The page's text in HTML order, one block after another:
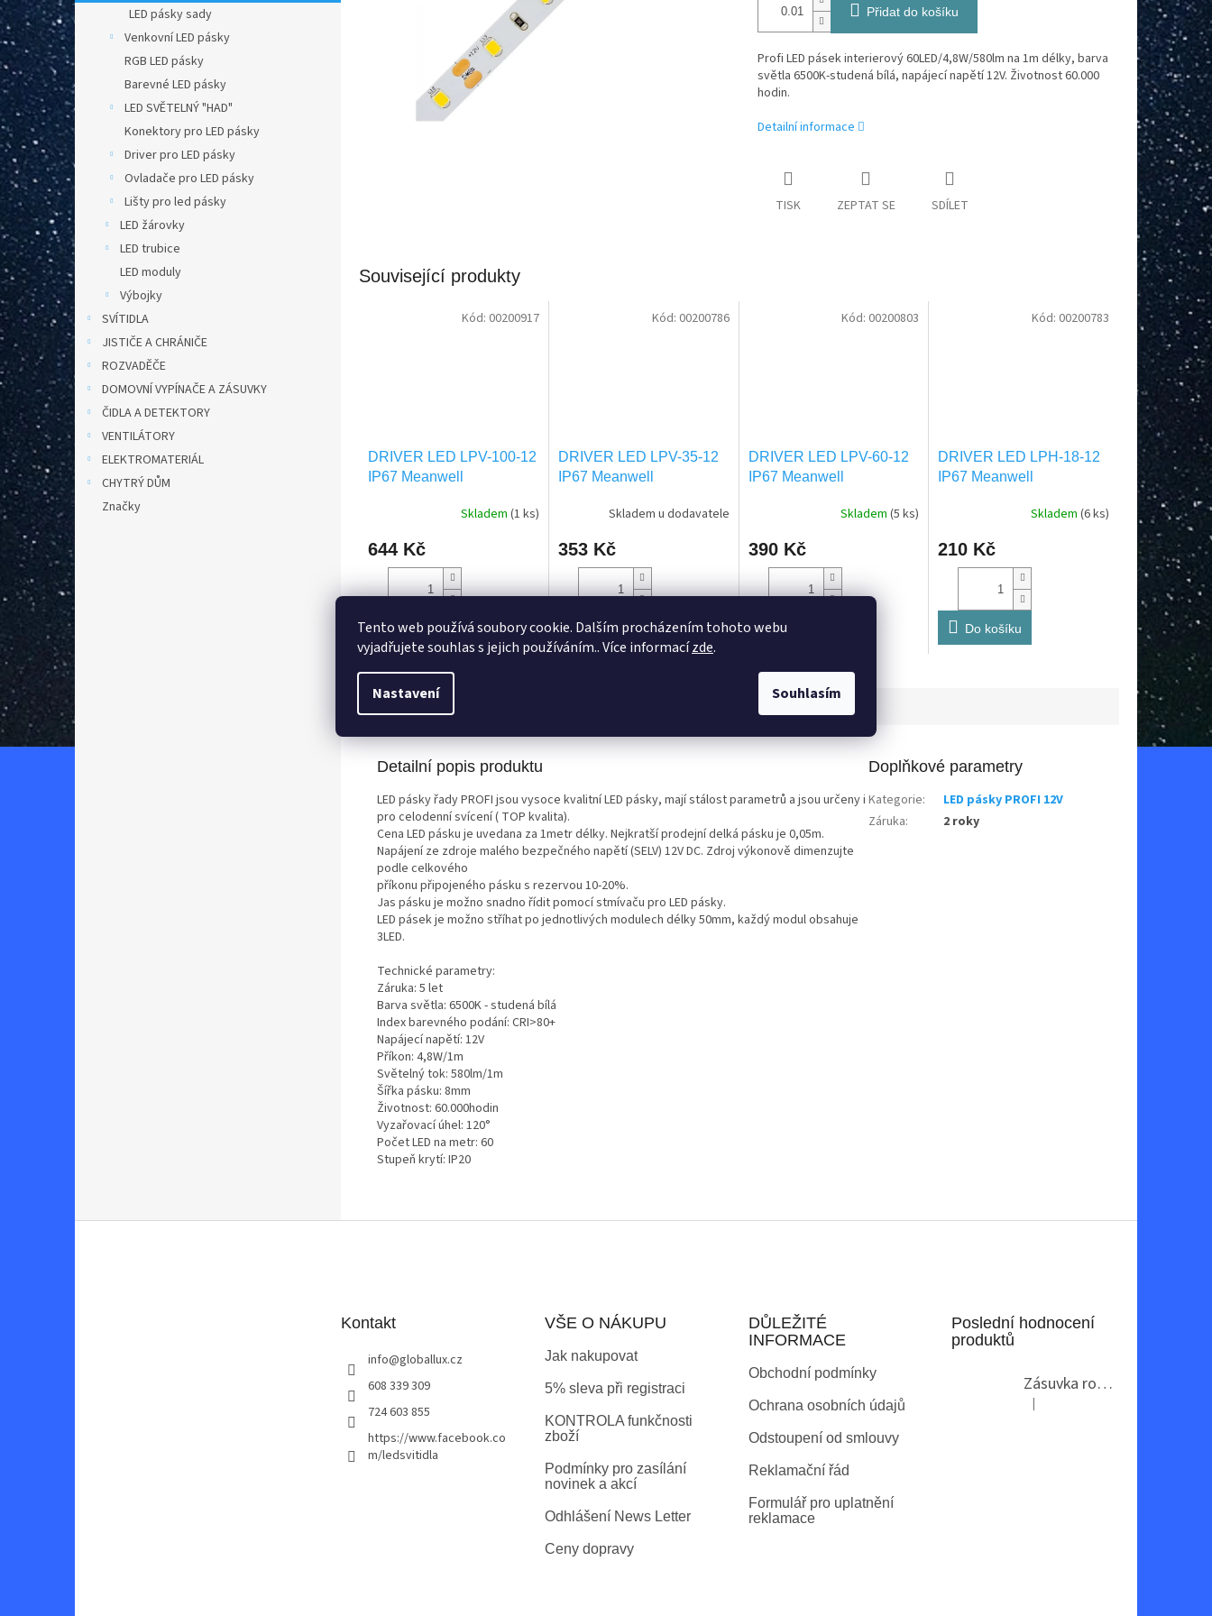
Tento web používá soubory cookie. Dalším procházením tohoto webu
vyjadřujete souhlas s jejich používáním.. Více informacízde.
Nastavení Souhlasím
n
e
l
LED pásky sady
Venkovní LED pásky
RGB LED pásky
Barevné LED pásky
LED SVĚTELNÝ "HAD"
Konektory pro LED pásky
Driver pro LED pásky
Ovladače pro LED pásky
Lišty pro led pásky
LED žárovky
LED trubice
LED moduly
Výbojky
SVÍTIDLA
JISTIČE A CHRÁNIČE
ROZVADĚČE
DOMOVNÍ VYPÍNAČE A ZÁSUVKY
ČIDLA A DETEKTORY
VENTILÁTORY
ELEKTROMATERIÁL
CHYTRÝ DŮM
Značky
Přidat do košíku
Profi LED pásek interierový 60LED/4,8W/580lm na 1m délky, barva
světla 6500K-studená bílá, napájecí napětí 12V. Životnost 60.000
hodin.
Detailní informace
TISK ZEPTAT SE SDÍLET
Související produkty
DRIVER LED LPV-100-12
IP67 Meanwell
Skladem (1 ks)
644 Kč
Do košíku
Kód: 00200917
DRIVER LED LPV-35-12
IP67 Meanwell
Skladem u dodavatele
353 Kč
Do košíku
Kód: 00200786
DRIVER LED LPV-60-12
IP67 Meanwell
Skladem(5 ks)
390 Kč
Do košíku
Kód: 00200803
DRIVER LED LPH-18-12
IP67 Meanwell
Skladem (6 ks)
210 Kč
Do košíku
Kód: 00200783
Diskuze
Detailní popis produktu
LED pásky řady PROFI jsou vysoce kvalitní LED pásky, mají stálost parametrů a jsou určeny i
pro celodenní svícení ( TOP kvalita).
Cena LED pásku je uvedana za 1metr délky. Nejkratší prodejní delká pásku je 0,05m.
Napájení ze zdroje malého bezpečného napětí (SELV) 12V DC. Zdroj výkonově dimenzujte
podle celkového
příkonu připojeného pásku s rezervou 10-20%.
Jas pásku je možno snadno řídit pomocí stmívaču pro LED pásky.
LED pásek je možno stříhat po jednotlivých modulech délky 50mm, každý modul obsahuje
3LED.
Technické parametry:
Záruka: 5 let
Barva světla: 6500K - studená bílá
Index barevného podání: CRI>80+
Napájecí napětí: 12V
Příkon: 4,8W/1m
Světelný tok: 580lm/1m
Šířka pásku: 8mm
Životnost: 60.000hodin
Vyzařovací úhel: 120°
Počet LED na metr: 60
Stupeň krytí: IP20
Doplňkové parametry
Kategorie:
LED pásky PROFI 12V
Záruka: 2 roky
Kontakt
info@globallux.cz
608 339 309
724 603 855
https://www.facebook.co
m/ledsvitidla
VŠE O NÁKUPU
Jak nakupovat
5% sleva při registraci
KONTROLA funkčnosti
zboží
Podmínky pro zasílání
novinek a akcí
Odhlášení News Letter
Ceny dopravy
DŮLEŽITÉ
INFORMACE
Obchodní podmínky
Ochrana osobních údajů
Odstoupení od smlouvy
Reklamační řád
Formulář pro uplatnění
reklamace
Poslední hodnocení
produktů
Zásuvka rohová GTV AE-PBKT3U2U-80
Hodnocení produktu je 2 z 5
|